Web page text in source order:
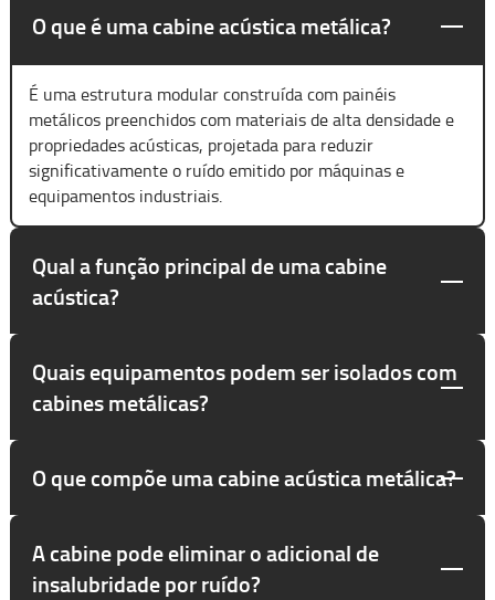
O que é uma cabine acústica metálica?
É uma estrutura modular construída com painéis
metálicos preenchidos com materiais de alta densidade e
propriedades acústicas, projetada para reduzir
significativamente o ruído emitido por máquinas e
equipamentos industriais.
Qual a função principal de uma cabine
acústica?
Quais equipamentos podem ser isolados com
cabines metálicas?
O que compõe uma cabine acústica metálica?
A cabine pode eliminar o adicional de
insalubridade por ruído?